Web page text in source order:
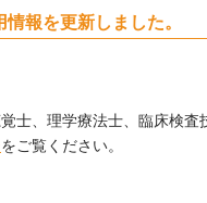
報を更新しました。
士、理学療法士、臨床検査
をご覧ください。